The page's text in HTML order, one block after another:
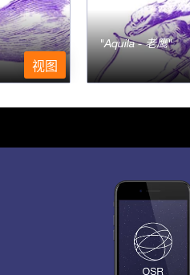
视图
Aquila - 老鹰